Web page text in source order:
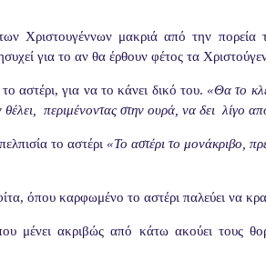
Χριστουγέννων μακριά από την πορεία
για το αν θα έρθουν φέτος τα
αστέρι, για να το κάνει δικό του. «Θα το
περιμένοντας στην ουρά, να δει λίγο
το αστέρι«Το αστέρι το μονάκριβο,
όπου καρφωμένο το αστέρι παλεύει να
ακριβώς από κάτω ακούει τους